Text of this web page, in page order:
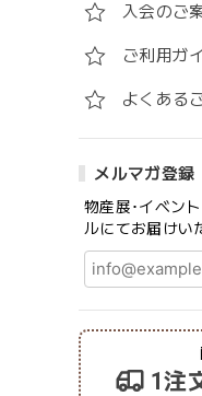
入会のご
ご利用ガ
よくある
メルマガ登録
物産展･イベン
ルにてお届けい
1注